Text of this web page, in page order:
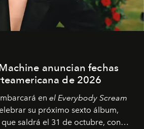
anuncian fechas
de 2026
en el Everybody Scream
su próximo sexto álbum,
que saldrá el 31 de octubre, con